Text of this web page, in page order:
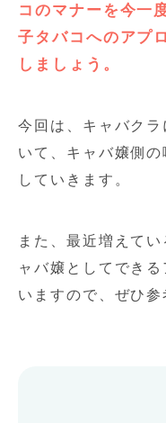
コのマナーを今一
子タバコへのアプ
しましょう。
今回は、キャバク
いて、キャバ嬢側
していきます。
また、最近増えて
ャバ嬢としてでき
いますので、ぜひ参